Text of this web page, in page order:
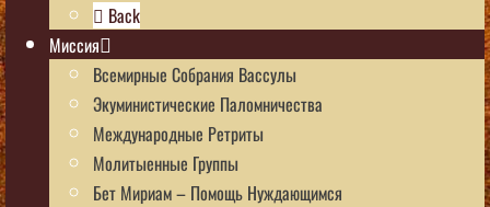
Back
Миссия
Всемирные Собрания Вассулы
Экуминистические Паломничества
Международные Ретриты
Молитыенные Группы
Бет Мириам – Помощь Нуждающимся